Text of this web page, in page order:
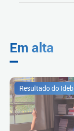
Em alta
Resultado do Ideb